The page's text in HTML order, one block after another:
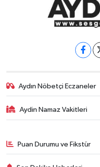
Aydın Nöbetçi Eczaneler
Aydin Namaz Vakitleri
Puan Durumu ve Fikstür